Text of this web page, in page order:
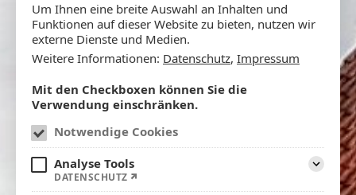
Um Ihnen eine breite Auswahl an Inhalten und
Funktionen auf dieser Website zu bieten, nutzen wir
externe Dienste und Medien.
Weitere Informationen: Datenschutz, Impressum
Mit den Checkboxen können Sie die
Verwendung einschränken.
Notwendige Cookies
Analyse Tools
DATENSCHUTZ